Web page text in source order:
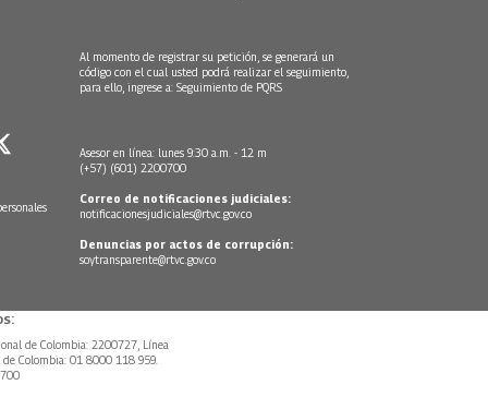
Al momento de registrar su petición, se generará un
código con el cual usted podrá realizar el seguimiento,
para ello, ingrese a: Seguimiento de PQRS
Asesor en línea: lunes 9:30 a.m. - 12 m
(+57) (601) 2200700
Correo de notificaciones judiciales:
notificacionesjudiciales@rtvc.gov.co
Denuncias por actos de corrupción:
soytransparente@rtvc.gov.co
de Colombia: 2200727, Línea
Colombia: 01 8000 118 959.